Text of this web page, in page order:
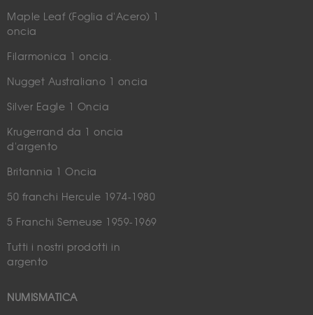
Maple Leaf (Foglia d'Acero) 1
oncia
Filarmonica 1 oncia.
Nugget Australiano 1 oncia
Silver Eagle 1 Oncia
Krugerrand da 1 oncia
d'argento
Britannia 1 Oncia
50 franchi Hercule 1974-1980
5 Franchi Semeuse 1959-1969
Tutti i nostri prodotti in
argento
NUMISMATICA